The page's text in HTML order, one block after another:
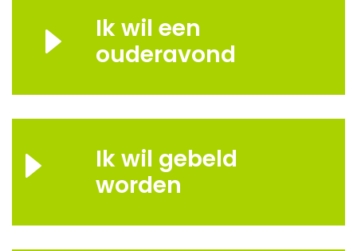
Ik wil een
ouderavond
Ik wil gebeld
worden